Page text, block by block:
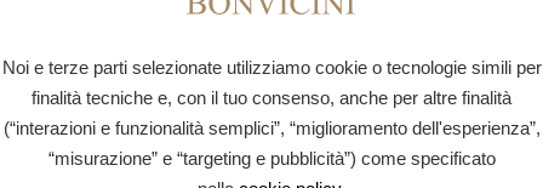
Noi e terze parti selezionate utilizziamo cookie o tecnologie simili per
finalità tecniche e, con il tuo consenso, anche per altre finalità
(“interazioni e funzionalità semplici”, “miglioramento dell'esperienza”,
“misurazione” e “targeting e pubblicità”) come specificato